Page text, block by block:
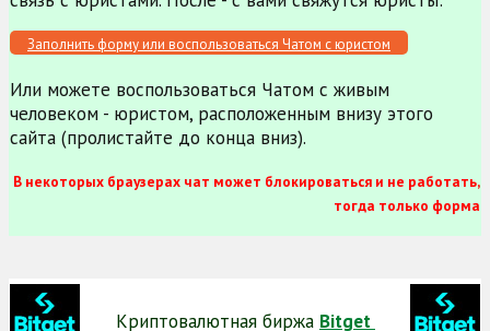
Заполнить форму или воспользоваться Чатом с юристом
Или можете воспользоваться Чатом с живым
человеком - юристом, расположенным внизу этого
сайта (пролистайте до конца вниз).
В некоторых браузерах чат может блокироваться и не работать,
тогда только форма
Криптовалютная биржа Bitget